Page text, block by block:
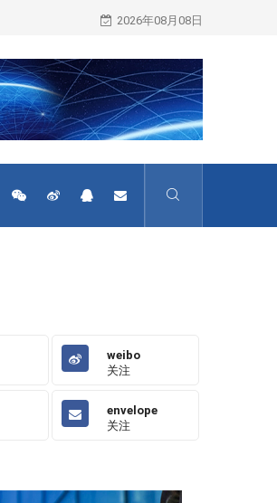
骞赛跨境公开课开课预约进行中
2026年08月08日
weibo
关注
envelope
关注